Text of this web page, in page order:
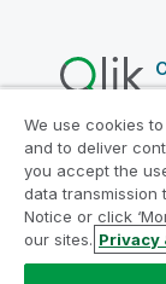
Условия
Legal Policies
Условия
Do Not Share
We use cookies
and to deliver
you accept the
data transmission
Notice or click
our sites. Privacy